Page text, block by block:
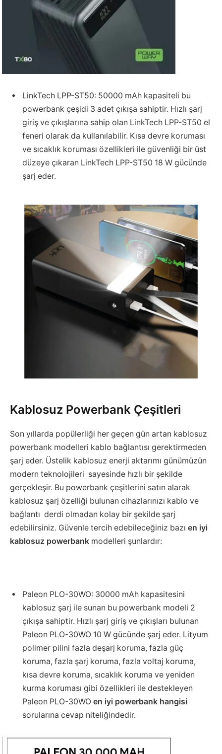
LinkTech LPP-ST50: 50000 mAh kapasiteli bu
powerbank çeşidi 3 adet çıkışa sahiptir. Hızlı şarj
giriş ve çıkışlarına sahip olan LinkTech LPP-ST50 el
feneri olarak da kullanılabilir. Kısa devre koruması
ve sıcaklık koruması özellikleri ile güvenliği bir üst
düzeye çıkaran LinkTech LPP-ST50 18 W gücünde
şarj eder.
Kablosuz Powerbank Çeşitleri
Son yıllarda popülerliği her geçen gün artan kablosuz
powerbank modelleri kablo bağlantısı gerektirmeden
şarj eder. Üstelik kablosuz enerji aktarımı günümüzün
modern teknolojileri sayesinde hızlı bir şekilde
gerçekleşir. Bu powerbank çeşitlerini satın alarak
kablosuz şarj özelliği bulunan cihazlarınızı kablo ve
bağlantı derdi olmadan kolay bir şekilde şarj
edebilirsiniz. Güvenle tercih edebileceğiniz bazı en iyi
kablosuz powerbank modelleri şunlardır:
Paleon PLO-30WO: 30000 mAh kapasitesini
kablosuz şarj ile sunan bu powerbank modeli 2
çıkışa sahiptir. Hızlı şarj giriş ve çıkışları bulunan
Paleon PLO-30WO 10 W gücünde şarj eder. Lityum
polimer pilini fazla deşarj koruma, fazla güç
koruma, fazla şarj koruma, fazla voltaj koruma,
kısa devre koruma, sıcaklık koruma ve yeniden
kurma koruması gibi özellikleri ile destekleyen
Paleon PLO-30WO en iyi powerbank hangisi
sorularına cevap niteliğindedir.